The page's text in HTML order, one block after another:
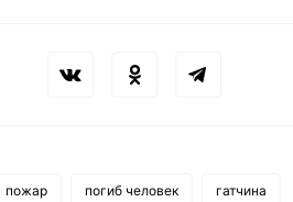
пожар погиб человек гатчина